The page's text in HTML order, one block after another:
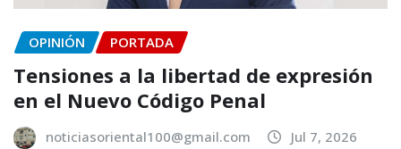
OPINIÓN PORTADA
Tensiones a la libertad de expresión
en el Nuevo Código Penal
noticiasoriental100@gmail.com Jul 7, 2026